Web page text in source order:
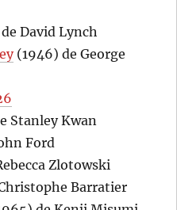
David Lynch
(1946) de George
Stanley Kwan
Ford
Zlotowski
Barratier